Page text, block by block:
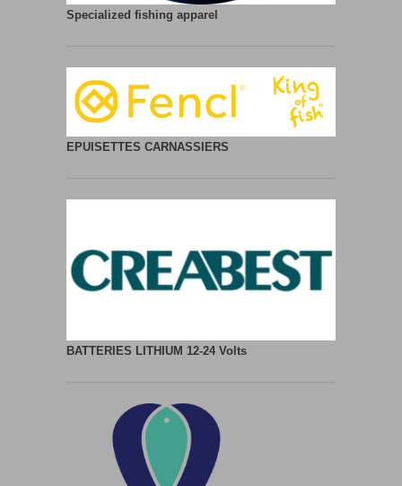
Specialized fishing apparel
EPUISETTES CARNASSIERS
BATTERIES LITHIUM 12-24 Volts